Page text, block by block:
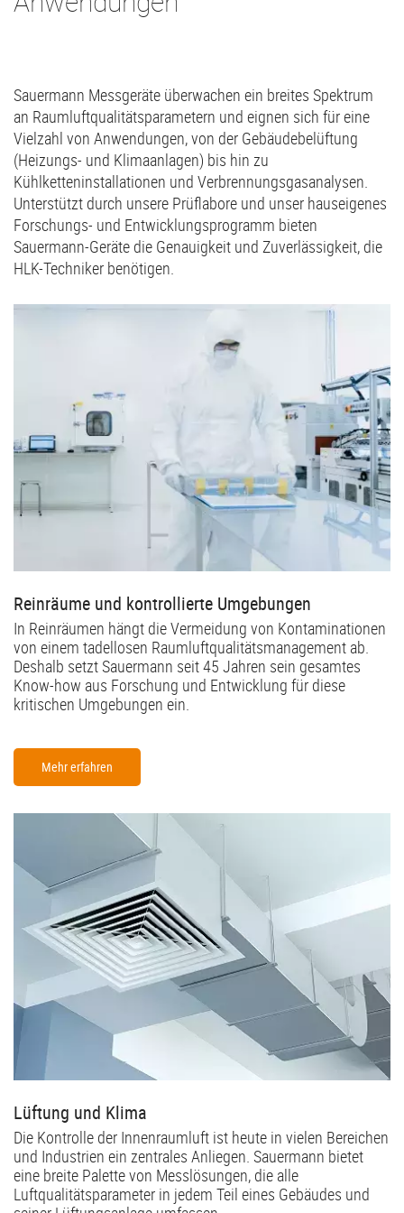
Sauermann Messgeräte überwachen ein breites Spektrum
an Raumluftqualitätsparametern und eignen sich für eine
Vielzahl von Anwendungen, von der Gebäudebelüftung
(Heizungs- und Klimaanlagen) bis hin zu
Kühlketteninstallationen und Verbrennungsgasanalysen.
Unterstützt durch unsere Prüflabore und unser hauseigenes
Forschungs- und Entwicklungsprogramm bieten
Sauermann-Geräte die Genauigkeit und Zuverlässigkeit, die
HLK-Techniker benötigen.
Reinräume und kontrollierte Umgebungen
In Reinräumen hängt die Vermeidung von Kontaminationen
von einem tadellosen Raumluftqualitätsmanagement ab.
Deshalb setzt Sauermann seit 45 Jahren sein gesamtes
Know-how aus Forschung und Entwicklung für diese
kritischen Umgebungen ein.
Mehr erfahren
Lüftung und Klima
Die Kontrolle der Innenraumluft ist heute in vielen Bereichen
und Industrien ein zentrales Anliegen. Sauermann bietet
eine breite Palette von Messlösungen, die alle
Luftqualitätsparameter in jedem Teil eines Gebäudes und